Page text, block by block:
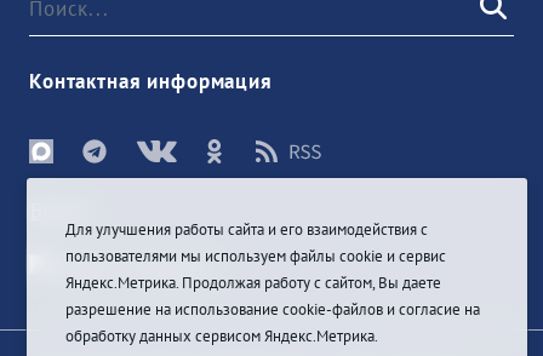
Контактная информация
Для улучшения работы сайта и его взаимодействия с
пользователями мы используем файлы cookie и сервис
Яндекс.Метрика. Продолжая работу с сайтом, Вы даете
разрешение на использование cookie-файлов и согласие на
обработку данных сервисом Яндекс.Метрика.